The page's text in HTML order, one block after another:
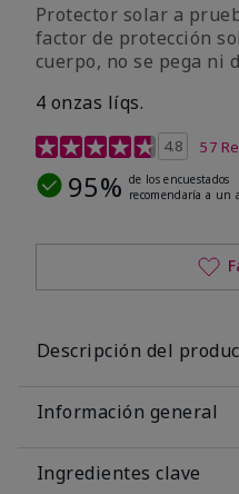
Protector solar a
factor de protección
cuerpo, no se pega ni
4 onzas líqs.
Calificación de clientes
4.8 57
95% de los encuestados
recomendaría a un
Descripción del
Información general
Ingredientes clave